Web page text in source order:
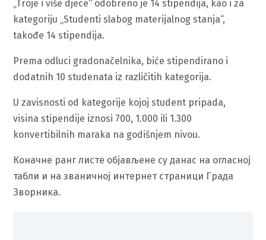
„Troje i više djece“ odobreno je 14 stipendija, kao i za
kategoriju „Studenti slabog materijalnog stanja“,
takođe 14 stipendija.
Prema odluci gradonačelnika, biće stipendirano i
dodatnih 10 studenata iz različitih kategorija.
U zavisnosti od kategorije kojoj student pripada,
visina stipendije iznosi 700, 1.000 ili 1.300
konvertibilnih maraka na godišnjem nivou.
Коначне ранг листе објављене су данас на огласној
табли и на званичној интернет страници Града
Зворника.